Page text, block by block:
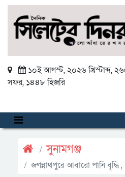
১০ই আগস্ট, ২০২৬ খ্রিস্টাব্দ,
সফর, ১৪৪৮ হিজরি
সুনামগঞ্জ
জগন্নাথপুরে আবারো পানি বৃদ্ধি ,